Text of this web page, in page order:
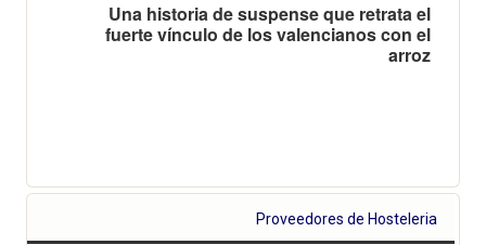
Una historia de suspense que retrata el
fuerte vínculo de los valencianos con el
arroz
Proveedores de Hosteleria